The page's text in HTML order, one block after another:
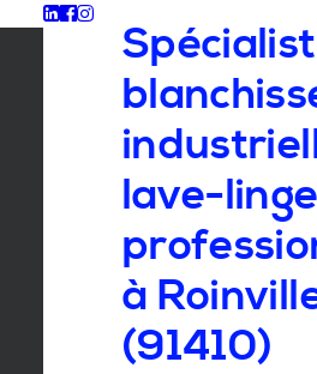
lave-linge
à
(91410)